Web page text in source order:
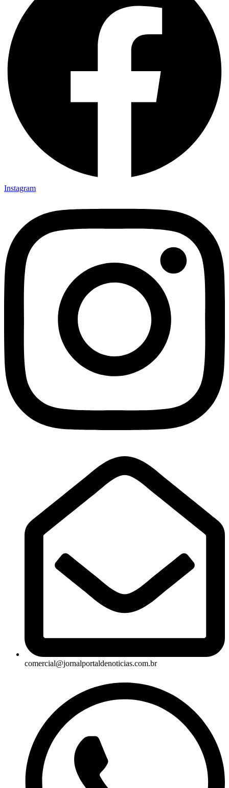
Instagram
comercial@jornalportaldenoticias.com.br